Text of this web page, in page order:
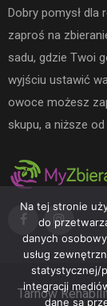
Dobry pomysł dla
zaproś na
sadu, gdzie Twoi
wyjściu ustawić
owoce możesz
skupu, a niższe
Tarnów
Na tej stronie
do
danych
usług
statystycznej/
integracji
dane są